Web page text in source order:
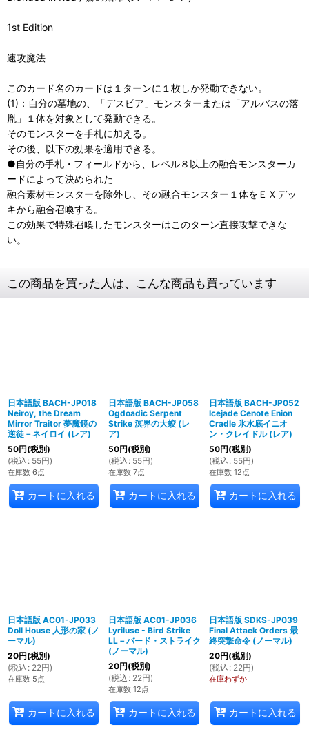
1st Edition
速攻魔法
このカード名のカードは１ターンに１枚しか発動できない。
(1)：自分の墓地の、「デスピア」モンスターまたは「アルバスの落
胤」１体を対象として発動できる。
そのモンスターを手札に加える。
その後、以下の効果を適用できる。
●自分の手札・フィールドから、レベル８以上の融合モンスターカ
ードによって決められた
融合素材モンスターを除外し、その融合モンスター１体をＥＸデッ
キから融合召喚する。
この効果で特殊召喚したモンスターはこのターン直接攻撃できな
い。
この商品を買った人は、こんな商品も買っています
日本語版 BACH-JP018
Neiroy, the Dream
Mirror Traitor 夢魔鏡の
逆徒－ネイロイ (レア)
50円(税別)
(税込 : 55円)
在庫数 6点
カートに入れる
日本語版 BACH-JP058
Ogdoadic Serpent
Strike 溟界の大蛟 (レ
ア)
50円(税別)
(税込 : 55円)
在庫数 7点
カートに入れる
日本語版 BACH-JP052
Icejade Cenote Enion
Cradle 氷水底イニオ
ン・クレイドル (レア)
50円(税別)
(税込 : 55円)
在庫数 12点
カートに入れる
日本語版 AC01-JP033
Doll House 人形の家 (ノ
ーマル)
20円(税別)
(税込 : 22円)
在庫数 5点
カートに入れる
日本語版 AC01-JP036
Lyrilusc - Bird Strike
LL－バード・ストライク
(ノーマル)
20円(税別)
(税込 : 22円)
在庫数 12点
カートに入れる
日本語版 SDKS-JP039
Final Attack Orders 最
終突撃命令 (ノーマル)
20円(税別)
(税込 : 22円)
在庫わずか
カートに入れる